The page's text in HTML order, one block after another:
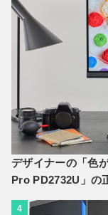
デザイナーの「色
Pro PD2732U」の
4